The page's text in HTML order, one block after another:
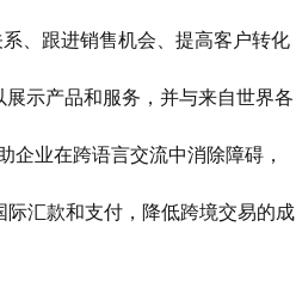
、跟进销售机会、提高客户转化
示产品和服务，并与来自世界各
业在跨语言交流中消除障碍，
汇款和支付，降低跨境交易的成